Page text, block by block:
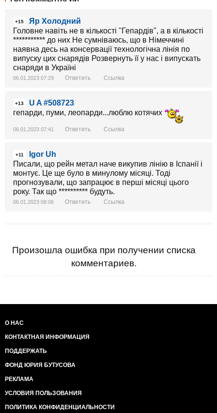
+15
Яр Холодний
Головне навіть не в кількості "Гепардів", а в кількості
*********** до них Не сумніваюсь, що в Німеччині
наявна десь на консервації технологічна лінія по
випуску цих снарядів Розвернуть її у нас і випускать
снаряди в Україні
06.01.2023 07:29 Ответить Ссылка
+13
U A #508723
гепарди, пуми, леопарди...люблю котячих
06.01.2023 07:41 Ответить Ссылка
+11
Igor Uh
Писали, що рейн метал наче викупив лінію в Іспанії і
монтує. Це ще було в минулому місяці. Тоді
прогнозували, що запрацює в перші місяці цього
року. Так що ********** будуть.
06.01.2023 08:06 Ответить Ссылка
Произошла ошибка при получении списка
комментариев.
О НАС
КОНТАКТНАЯ ИНФОРМАЦИЯ
ПОДДЕРЖАТЬ
ФОНД ЮРИЯ БУТУСОВА
РЕКЛАМА
УСЛОВИЯ ПОЛЬЗОВАНИЯ
ПОЛИТИКА КОНФИДЕНЦИАЛЬНОСТИ